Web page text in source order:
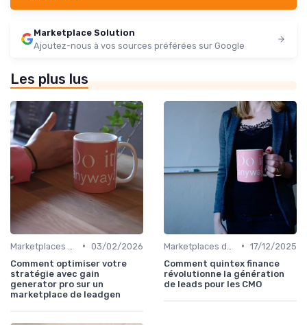
Marketplace Solution
Ajoutez-nous à vos sources préférées sur Google
Les plus lus
• 03/02/2026
Comment optimiser votre
stratégie avec gain
generator pro sur un
marketplace de leadgen
• 17/12/2025
Comment quintex finance
révolutionne la génération
de leads pour les CMO